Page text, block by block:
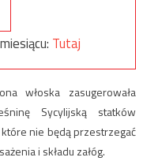
Tutaj
włoska zasugerowała
Sycylijską statków
nie będą przestrzegać
i składu załóg.